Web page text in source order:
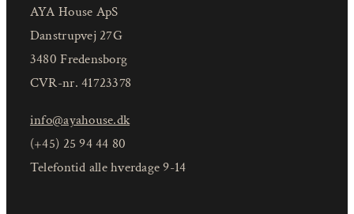
AYA House ApS
Danstrupvej 27G
3480 Fredensborg
CVR-nr. 41723378
info@ayahouse.dk
(+45) 25 94 44 80
Telefontid alle hverdage 9-14